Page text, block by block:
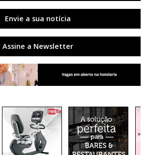
Envie a sua notícia
Assine a Newsletter